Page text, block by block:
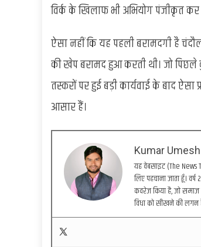
विर्क के खिलाफ भी अभियोग पंजीकृत कर
ऐसा नहीं कि यह पहली बरामदगी है
की खेप बरामद हुआ करती थी। जो पिछले
तस्करों पर हुई बड़ी कार्यवाई के बाद
आसार हैं।
Kumar
यह वेबसाइट (The News
लिए पहचाना जाता हूँ।
कवरेज किया है, जो समाज
विधा को सीखने की लगन